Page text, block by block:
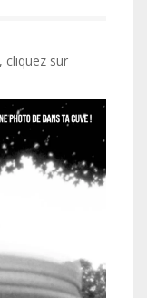
cliquez sur